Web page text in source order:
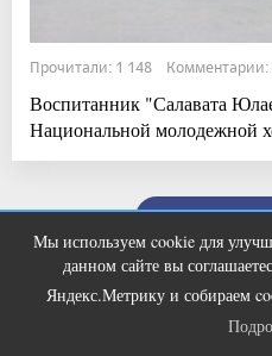
Прочитали: 1 148 Комментарии:
Воспитанник "Салавата
Национальной молодежной
Мы используем cookie для
данном сайте вы
Яндекс.Метрику и собираем
Скрытые
никто не